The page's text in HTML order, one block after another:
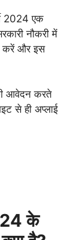
2024 एक
नौकरी में
करें और इस
आवेदन करते
से ही अप्लाई
के